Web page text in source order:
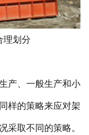
划分
、一般生产和小
样的策略来应对架
采取不同的策略。